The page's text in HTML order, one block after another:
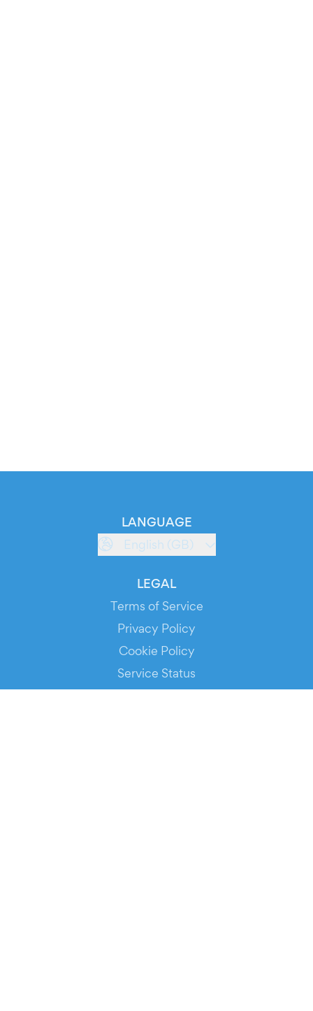
LANGUAGE
English (GB)
LEGAL
Terms of Service
Privacy Policy
Cookie Policy
Service Status